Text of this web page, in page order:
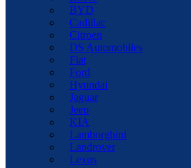
BYD
Cadillac
Citroen
DS Automobiles
Fiat
Ford
Hyundai
Jaguar
Jeep
KIA
Lamborghini
Landrover
Lexus